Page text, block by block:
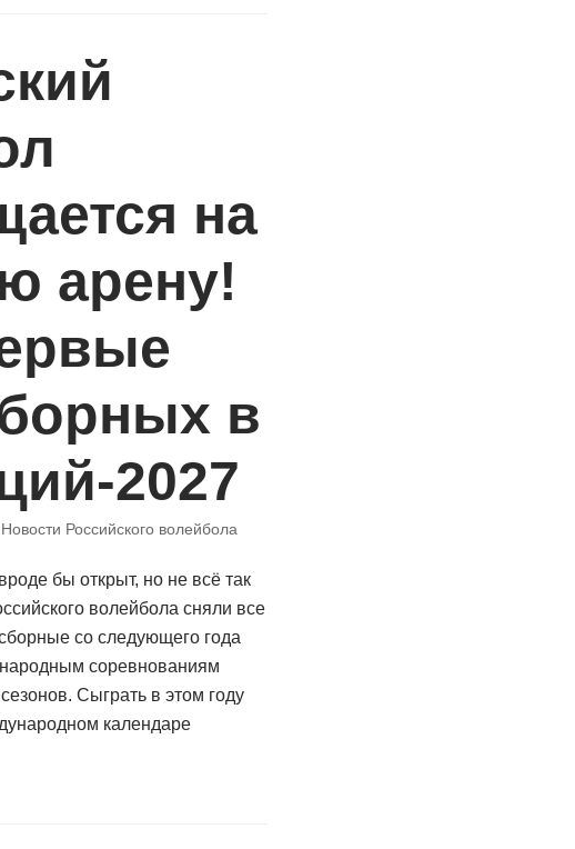
на
арену!
в
2027
Новости Российского волейбола
бы открыт, но не всё так
волейбола сняли все
со следующего года
соревнованиям
Сыграть в этом году
календаре